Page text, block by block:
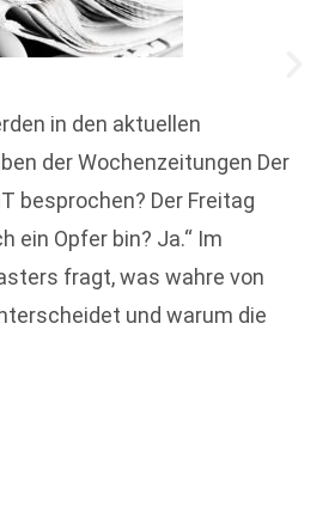
in den aktuellen
der Wochenzeitungen Der
besprochen? Der Freitag
ein Opfer bin? Ja.“ Im
fragt, was wahre von
und warum die